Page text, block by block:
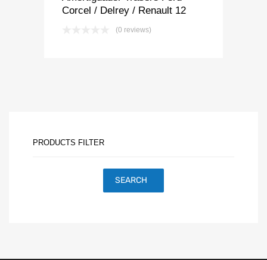
Corcel / Delrey / Renault 12
(0 reviews)
PRODUCTS FILTER
SEARCH